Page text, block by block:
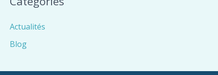
Actualités
Blog